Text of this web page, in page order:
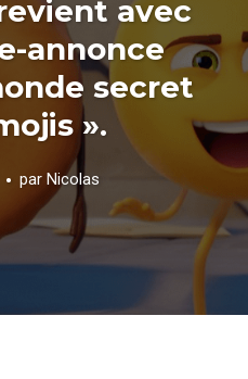
avec
annonce
secret
».
par Nicolas